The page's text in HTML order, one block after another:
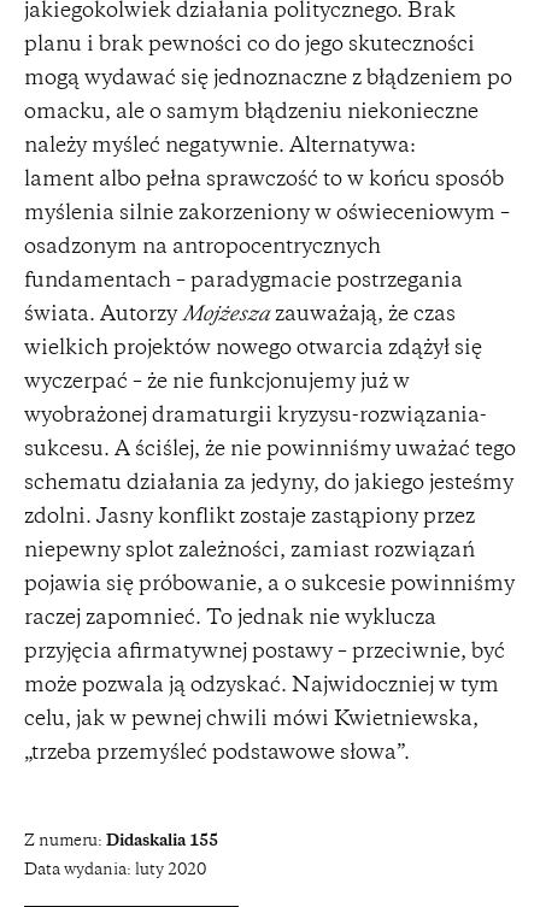
jakiegokolwiek działania politycznego. Brak
planu i brak pewności co do jego skuteczności
mogą wydawać się jednoznaczne z błądzeniem po
omacku, ale o samym błądzeniu niekonieczne
należy myśleć negatywnie. Alternatywa:
lament albo pełna sprawczość to w końcu sposób
myślenia silnie zakorzeniony w oświeceniowym –
osadzonym na antropocentrycznych
fundamentach – paradygmacie postrzegania
świata. AutorzyMojżeszazauważają, że czas
wielkich projektów nowego otwarcia zdążył się
wyczerpać – że nie funkcjonujemy już w
wyobrażonej dramaturgii kryzysu-rozwiązania-
sukcesu. A ściślej, że nie powinniśmy uważać tego
schematu działania za jedyny, do jakiego jesteśmy
zdolni. Jasny konflikt zostaje zastąpiony przez
niepewny splot zależności, zamiast rozwiązań
pojawia się próbowanie, a o sukcesie powinniśmy
raczej zapomnieć. To jednak nie wyklucza
przyjęcia afirmatywnej postawy – przeciwnie, być
może pozwala ją odzyskać. Najwidoczniej w tym
celu, jak w pewnej chwili mówi Kwietniewska,
„trzeba przemyśleć podstawowe słowa”.
Z numeru: Didaskalia 155
Data wydania: luty 2020